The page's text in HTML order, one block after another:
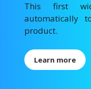
This first
automatically
product.
Learn more